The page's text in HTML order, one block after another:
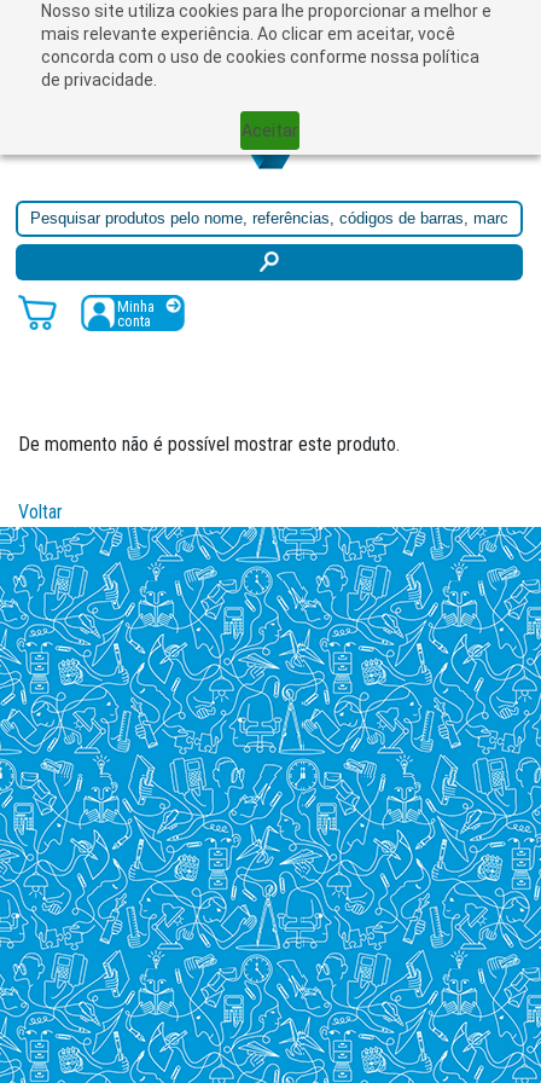
Nosso site utiliza cookies para lhe proporcionar a melhor e
mais relevante experiência. Ao clicar em aceitar, você
concorda com o uso de cookies conforme nossa política
de privacidade.
Aceitar
Minha
conta
De momento não é possível mostrar este produto.
Voltar